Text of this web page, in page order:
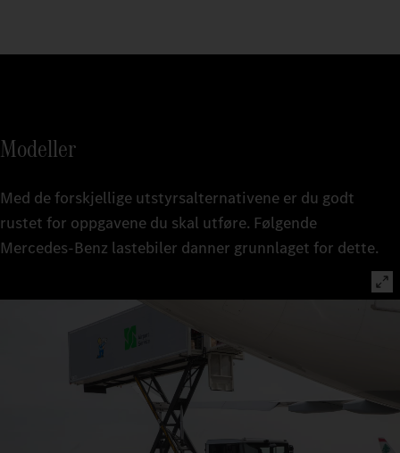
Modeller
Med de forskjellige utstyrsalternativene er du godt
rustet for oppgavene du skal utføre. Følgende
Mercedes‑Benz lastebiler danner grunnlaget for dette.